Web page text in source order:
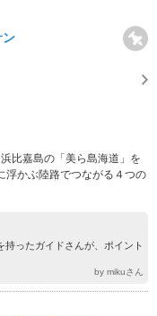
比嘉島の「美ら島海道」を
浮かぶ陸路でつながる４つの
ったガイドさんが、ポイント
by mikuさん